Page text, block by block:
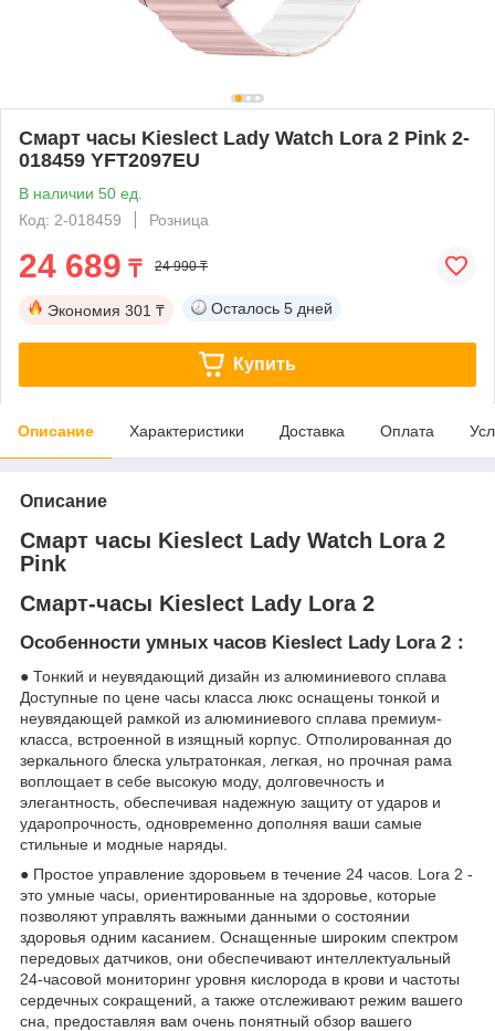
Смарт часы Kieslect Lady Watch Lora 2 Pink 2-
018459 YFT2097EU
В наличии 50 ед.
Код: 2-018459
Розница
24 689 ₸ 24 990 ₸
Экономия 301 ₸ Осталось 5 дней
Купить
Описание Характеристики Доставка Оплата
Описание
Смарт часы Kieslect Lady Watch Lora 2
Pink
Смарт-часы Kieslect Lady Lora 2
Особенности умных часов Kieslect Lady Lora 2：
● Тонкий и неувядающий дизайн из алюминиевого сплава
Доступные по цене часы класса люкс оснащены тонкой и
неувядающей рамкой из алюминиевого сплава премиум-
класса, встроенной в изящный корпус. Отполированная до
зеркального блеска ультратонкая, легкая, но прочная рама
воплощает в себе высокую моду, долговечность и
элегантность, обеспечивая надежную защиту от ударов и
ударопрочность, одновременно дополняя ваши самые
стильные и модные наряды.
● Простое управление здоровьем в течение 24 часов. Lora 2 -
это умные часы, ориентированные на здоровье, которые
позволяют управлять важными данными о состоянии
здоровья одним касанием. Оснащенные широким спектром
передовых датчиков, они обеспечивают интеллектуальный
24-часовой мониторинг уровня кислорода в крови и частоты
сердечных сокращений, а также отслеживают режим вашего
сна, предоставляя вам очень понятный обзор вашего